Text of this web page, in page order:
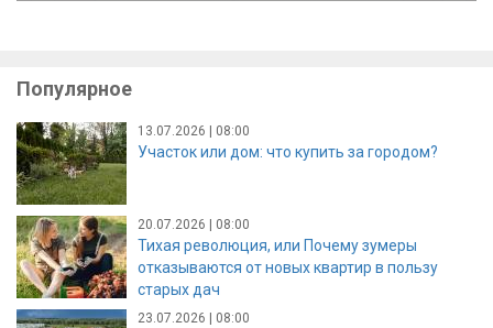
Популярное
13.07.2026 | 08:00
Участок или дом: что купить за городом?
20.07.2026 | 08:00
Тихая революция, или Почему зумеры
отказываются от новых квартир в пользу
старых дач
23.07.2026 | 08:00